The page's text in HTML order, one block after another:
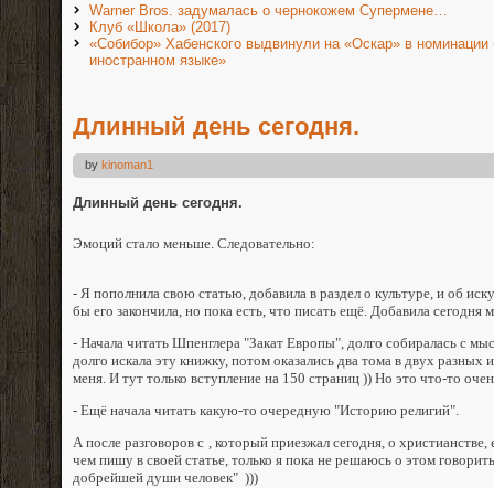
Warner Bros. задумалась о чернокожем Супермене…
Клуб «Школа» (2017)
«Собибор» Хабенского выдвинули на «Оскар» в
иностранном языке»
Длинный день сегодня.
by kinoman1
Длинный день сегодня.
Эмоций стало меньше. Следовательно:
- Я пополнила свою статью, добавила в раздел о культуре, и об
бы его закончила, но пока есть, что писать ещё. Добавила сегодня
- Начала читать Шпенглера "Закат Европы", долго собиралась с
долго искала эту книжку, потом оказались два тома в двух разных
меня. И тут только вступление на 150 страниц )) Но это что-то
- Ещё начала читать какую-то очередную "Историю религий".
А после разговоров с , который приезжал сегодня, о
чем пишу в своей статье, только я пока не решаюсь о этом
добрейшей души человек" )))